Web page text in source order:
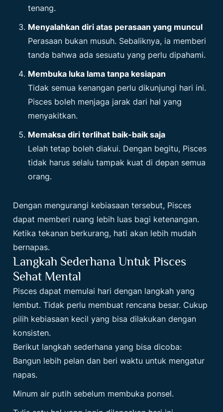
tenang.
Menyalahkan diri atas perasaan yang muncul
Perasaan bukan musuh. Sebaliknya, ia memberi
tanda bahwa ada sesuatu yang perlu dipahami.
Membuka luka lama tanpa kesiapan
Tidak semua kenangan perlu dikunjungi hari ini.
Pisces boleh menjaga jarak dari hal yang
menyakitkan.
Memaksa diri terlihat baik-baik saja
Lelah tetap boleh diakui. Dengan begitu, Pisces
tidak harus selalu tampak kuat di depan semua
orang.
Dengan mengurangi kebiasaan tersebut, Pisces
dapat memberi ruang lebih luas bagi ketenangan.
Ketika tekanan berkurang, hati akan lebih mudah
bernapas.
Langkah Sederhana Untuk Pisces
Sehat Mental
Pisces dapat memulai hari dengan langkah yang
lembut. Tidak perlu membuat rencana besar. Cukup
pilih kebiasaan kecil yang bisa dilakukan dengan
konsisten.
Berikut langkah sederhana yang bisa dicoba:
Bangun lebih pelan dan beri waktu untuk mengatur
napas.
Minum air putih sebelum membuka ponsel.